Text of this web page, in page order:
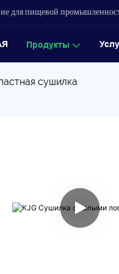
для пищевой
Продукты
сушилка